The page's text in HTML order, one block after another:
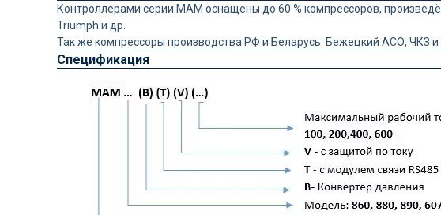
Контроллерами серии MAM оснащены до 60 % компрессоров,
Triumph и др.
Так же компрессоры производства РФ и Беларусь: Бежецкий АСО, ЧКЗ и
Спецификация